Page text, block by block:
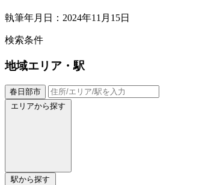
執筆年月日：2024年11月15日
検索条件
地域エリア・駅
春日部市
エリアから探す
駅から探す